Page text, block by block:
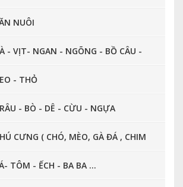
NUÔI
- VỊT- NGAN - NGÕNG - BỒ CÂU -
- THỎ
- BÒ - DÊ - CỪU - NGỰA
CƯNG ( CHÓ, MÈO, GÀ ĐÁ , CHIM
... )
TÔM - ẾCH - BA BA ...